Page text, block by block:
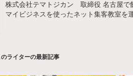
株式会社テマトジカン 取締役 名古屋で
マイビジネスを使ったネット集客教室を
のライターの最新記事